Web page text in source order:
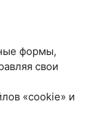
формы,
свои
«cookie» и